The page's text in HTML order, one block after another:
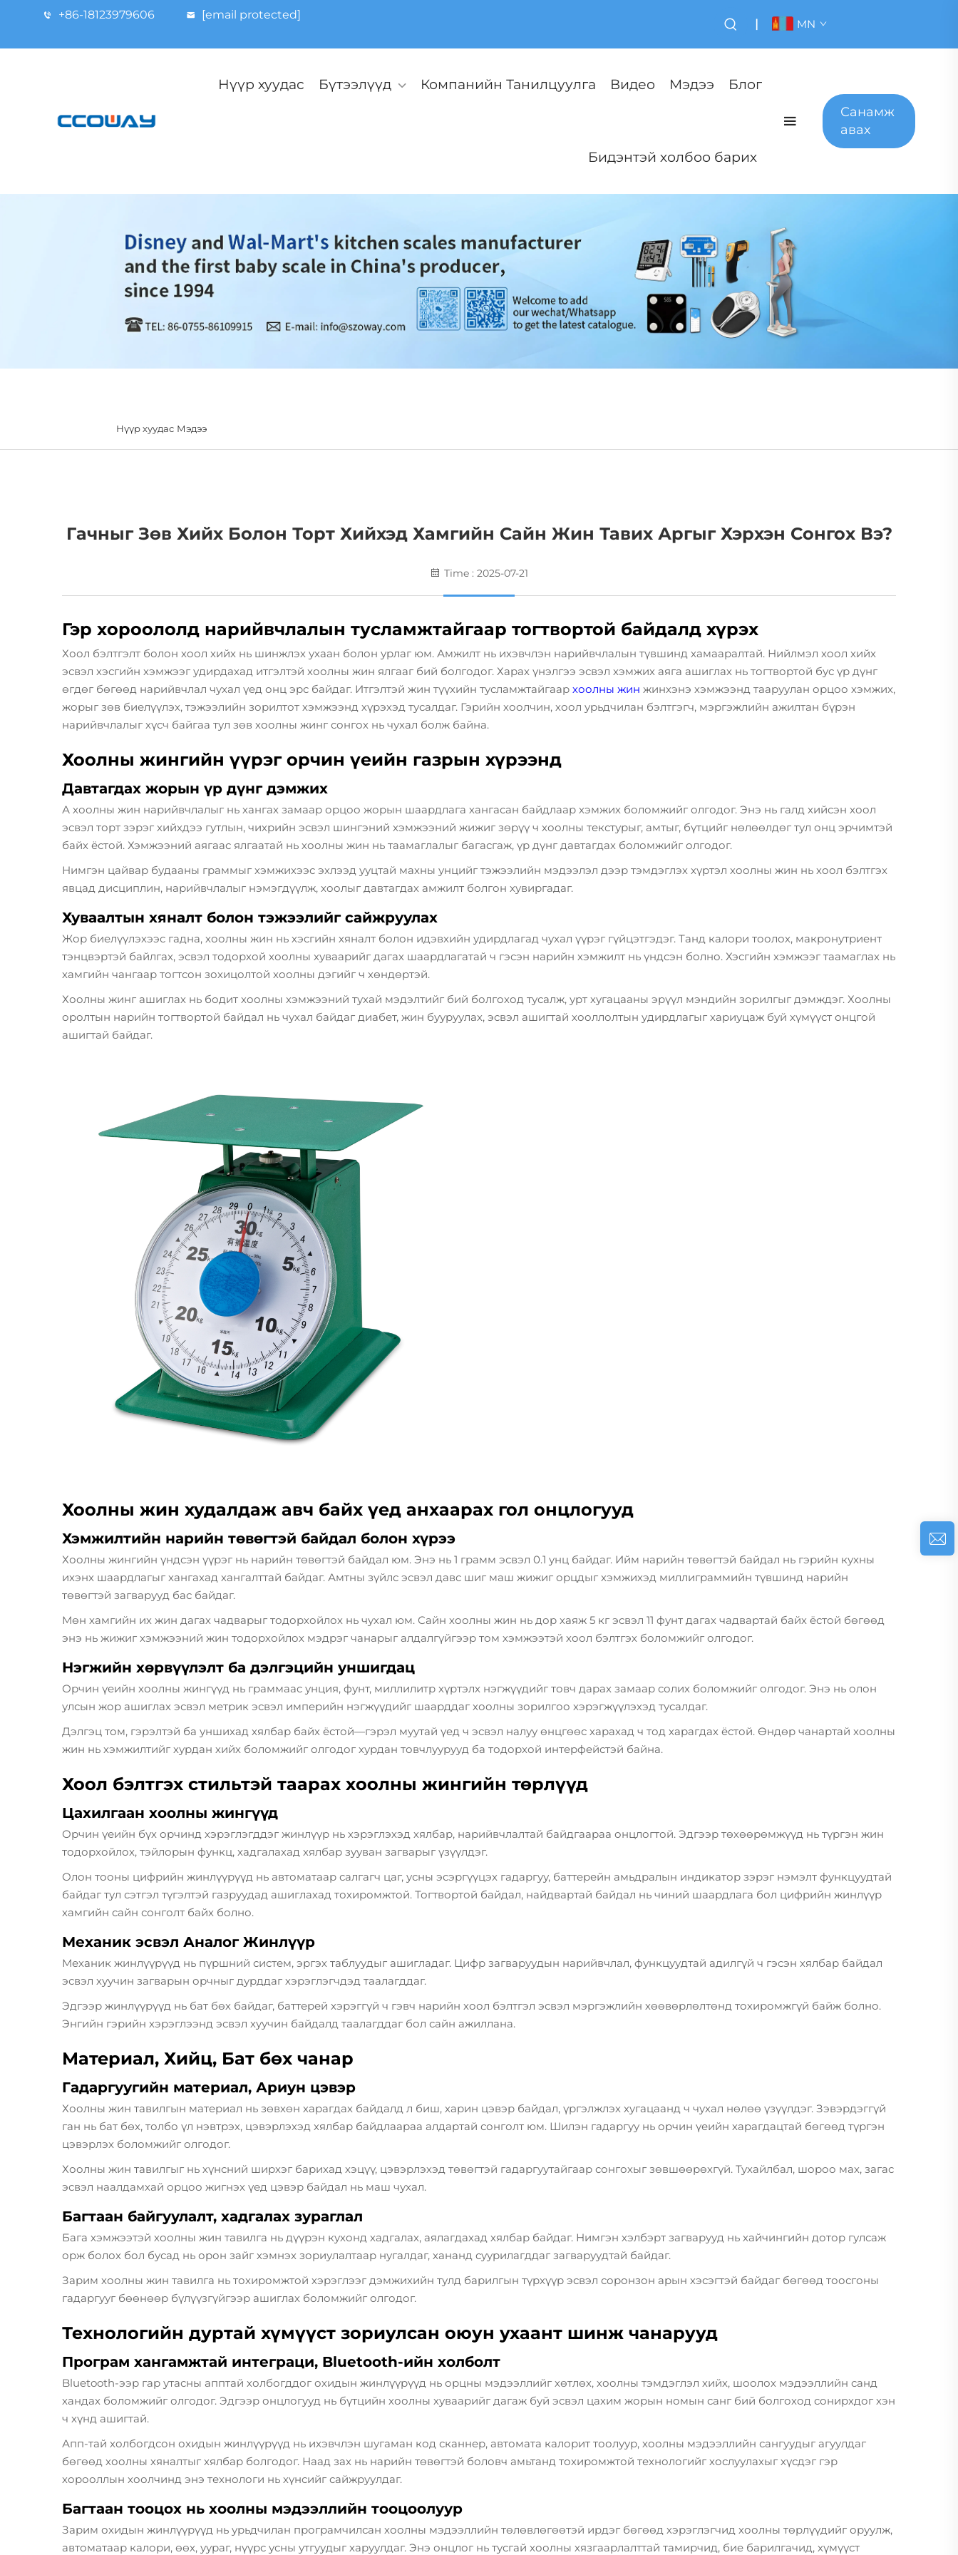
+86-18123979606 [email protected]
| MN
Нүүр хуудас Бүтээлүүд Компанийн Танилцуулга Видео Мэдээ Блог
Бидэнтэй холбоо барих
Санамж
авах
Нүүр хуудас Мэдээ
Гачныг Зөв Хийх Болон Торт Хийхэд Хамгийн Сайн Жин Тавих Аргыг Хэрхэн Сонгох Вэ?
Time : 2025-07-21
Гэр хороололд нарийвчлалын тусламжтайгаар тогтвортой байдалд хүрэх
Хоол бэлтгэлт болон хоол хийх нь шинжлэх ухаан болон урлаг юм. Амжилт нь ихэвчлэн нарийвчлалын түвшинд хамааралтай. Нийлмэл хоол хийх
эсвэл хэсгийн хэмжээг удирдахад итгэлтэй хоолны жин ялгааг бий болгодог. Харах үнэлгээ эсвэл хэмжих аяга ашиглах нь тогтвортой бус үр дүнг
өгдөг бөгөөд нарийвчлал чухал үед онц эрс байдаг. Итгэлтэй жин түүхийн тусламжтайгаар хоолны жин жинхэнэ хэмжээнд тааруулан орцоо хэмжих,
жорыг зөв биелүүлэх, тэжээлийн зорилтот хэмжээнд хүрэхэд тусалдаг. Гэрийн хоолчин, хоол урьдчилан бэлтгэгч, мэргэжлийн ажилтан бүрэн
нарийвчлалыг хүсч байгаа тул зөв хоолны жинг сонгох нь чухал болж байна.
Хоолны жингийн үүрэг орчин үеийн газрын хүрээнд
Давтагдах жорын үр дүнг дэмжих
А хоолны жин нарийвчлалыг нь хангах замаар орцоо жорын шаардлага хангасан байдлаар хэмжих боломжийг олгодог. Энэ нь галд хийсэн хоол
эсвэл торт зэрэг хийхдээ гутлын, чихрийн эсвэл шингэний хэмжээний жижиг зөрүү ч хоолны текстурыг, амтыг, бүтцийг нөлөөлдөг тул онц эрчимтэй
байх ёстой. Хэмжээний аягаас ялгаатай нь хоолны жин нь таамаглалыг багасгаж, үр дүнг давтагдах боломжийг олгодог.
Нимгэн цайвар будааны граммыг хэмжихээс эхлээд ууцтай махны унцийг тэжээлийн мэдээлэл дээр тэмдэглэх хүртэл хоолны жин нь хоол бэлтгэх
явцад дисциплин, нарийвчлалыг нэмэгдүүлж, хоолыг давтагдах амжилт болгон хувиргадаг.
Хуваалтын хяналт болон тэжээлийг сайжруулах
Жор биелүүлэхээс гадна, хоолны жин нь хэсгийн хяналт болон идэвхийн удирдлагад чухал үүрэг гүйцэтгэдэг. Танд калори тоолох, макронутриент
тэнцвэртэй байлгах, эсвэл тодорхой хоолны хуваарийг дагах шаардлагатай ч гэсэн нарийн хэмжилт нь үндсэн болно. Хэсгийн хэмжээг таамаглах нь
хамгийн чангаар тогтсон зохицолтой хоолны дэгийг ч хөндөртэй.
Хоолны жинг ашиглах нь бодит хоолны хэмжээний тухай мэдэлтийг бий болгоход тусалж, урт хугацааны эрүүл мэндийн зорилгыг дэмждэг. Хоолны
оролтын нарийн тогтвортой байдал нь чухал байдаг диабет, жин бууруулах, эсвэл ашигтай хооллолтын удирдлагыг хариуцаж буй хүмүүст онцгой
ашигтай байдаг.
Хоолны жин худалдаж авч байх үед анхаарах гол онцлогууд
Хэмжилтийн нарийн төвөгтэй байдал болон хүрээ
Хоолны жингийн үндсэн үүрэг нь нарийн төвөгтэй байдал юм. Энэ нь 1 грамм эсвэл 0.1 унц байдаг. Ийм нарийн төвөгтэй байдал нь гэрийн кухны
ихэнх шаардлагыг хангахад хангалттай байдаг. Амтны зүйлс эсвэл давс шиг маш жижиг орцдыг хэмжихэд миллиграммийн түвшинд нарийн
төвөгтэй загварууд бас байдаг.
Мөн хамгийн их жин дагах чадварыг тодорхойлох нь чухал юм. Сайн хоолны жин нь дор хаяж 5 кг эсвэл 11 фунт дагах чадвартай байх ёстой бөгөөд
энэ нь жижиг хэмжээний жин тодорхойлох мэдрэг чанарыг алдалгүйгээр том хэмжээтэй хоол бэлтгэх боломжийг олгодог.
Нэгжийн хөрвүүлэлт ба дэлгэцийн уншигдац
Орчин үеийн хоолны жингүүд нь граммаас унция, фунт, миллилитр хүртэлх нэгжүүдийг товч дарах замаар солих боломжийг олгодог. Энэ нь олон
улсын жор ашиглах эсвэл метрик эсвэл империйн нэгжүүдийг шаарддаг хоолны зорилгоо хэрэгжүүлэхэд тусалдаг.
Дэлгэц том, гэрэлтэй ба уншихад хялбар байх ёстой—гэрэл муутай үед ч эсвэл налуу өнцгөөс харахад ч тод харагдах ёстой. Өндөр чанартай хоолны
жин нь хэмжилтийг хурдан хийх боломжийг олгодог хурдан товчлуурууд ба тодорхой интерфейстэй байна.
Хоол бэлтгэх стильтэй таарах хоолны жингийн төрлүүд
Цахилгаан хоолны жингүүд
Орчин үеийн бүх орчинд хэрэглэгддэг жинлүүр нь хэрэглэхэд хялбар, нарийвчлалтай байдгаараа онцлогтой. Эдгээр төхөөрөмжүүд нь түргэн жин
тодорхойлох, тэйлорын функц, хадгалахад хялбар зууван загварыг үзүүлдэг.
Олон тооны цифрийн жинлүүрүүд нь автоматаар салгагч цаг, усны эсэргүүцэх гадаргуу, баттерейн амьдралын индикатор зэрэг нэмэлт функцуудтай
байдаг тул сэтгэл түгэлтэй газруудад ашиглахад тохиромжтой. Тогтвортой байдал, найдвартай байдал нь чиний шаардлага бол цифрийн жинлүүр
хамгийн сайн сонголт байх болно.
Механик эсвэл Аналог Жинлүүр
Механик жинлүүрүүд нь пүршний систем, эргэх таблуудыг ашигладаг. Цифр загваруудын нарийвчлал, функцуудтай адилгүй ч гэсэн хялбар байдал
эсвэл хуучин загварын орчныг дурддаг хэрэглэгчдэд таалагддаг.
Эдгээр жинлүүрүүд нь бат бөх байдаг, баттерей хэрэггүй ч гэвч нарийн хоол бэлтгэл эсвэл мэргэжлийн хөөвөрлөлтөнд тохиромжгүй байж болно.
Энгийн гэрийн хэрэглээнд эсвэл хуучин байдалд таалагддаг бол сайн ажиллана.
Материал, Хийц, Бат бөх чанар
Гадаргуугийн материал, Ариун цэвэр
Хоолны жин тавилгын материал нь зөвхөн харагдах байдалд л биш, харин цэвэр байдал, үргэлжлэх хугацаанд ч чухал нөлөө үзүүлдэг. Зэвэрдэггүй
ган нь бат бөх, толбо үл нэвтрэх, цэвэрлэхэд хялбар байдлаараа алдартай сонголт юм. Шилэн гадаргуу нь орчин үеийн харагдацтай бөгөөд түргэн
цэвэрлэх боломжийг олгодог.
Хоолны жин тавилгыг нь хүнсний ширхэг барихад хэцүү, цэвэрлэхэд төвөгтэй гадаргуутайгаар сонгохыг зөвшөөрөхгүй. Тухайлбал, шороо мах, загас
эсвэл наалдамхай орцоо жигнэх үед цэвэр байдал нь маш чухал.
Багтаан байгуулалт, хадгалах зураглал
Бага хэмжээтэй хоолны жин тавилга нь дүүрэн кухонд хадгалах, аялагдахад хялбар байдаг. Нимгэн хэлбэрт загварууд нь хайчингийн дотор гулсаж
орж болох бол бусад нь орон зайг хэмнэх зориулалтаар нугалдаг, хананд суурилагддаг загваруудтай байдаг.
Зарим хоолны жин тавилга нь тохиромжтой хэрэглээг дэмжихийн тулд барилгын түрхүүр эсвэл соронзон арын хэсэгтэй байдаг бөгөөд тоосгоны
гадаргууг бөөнөөр бүлүүзгүйгээр ашиглах боломжийг олгодог.
Технологийн дуртай хүмүүст зориулсан оюун ухаант шинж чанарууд
Програм хангамжтай интеграци, Bluetooth-ийн холболт
Bluetooth-ээр гар утасны апптай холбогддог охидын жинлүүрүүд нь орцны мэдээллийг хөтлөх, хоолны тэмдэглэл хийх, шоолох мэдээллийн санд
хандах боломжийг олгодог. Эдгээр онцлогууд нь бүтцийн хоолны хуваарийг дагаж буй эсвэл цахим жорын номын санг бий болгоход сонирхдог хэн
ч хүнд ашигтай.
Апп-тай холбогдсон охидын жинлүүрүүд нь ихэвчлэн шугаман код сканнер, автомата калорит тоолуур, хоолны мэдээллийн сангуудыг агуулдаг
бөгөөд хоолны хяналтыг хялбар болгодог. Наад зах нь нарийн төвөгтэй боловч амьтанд тохиромжтой технологийг хослуулахыг хүсдэг гэр
хорооллын хоолчинд энэ технологи нь хүнсийг сайжруулдаг.
Багтаан тооцох нь хоолны мэдээллийн тооцоолуур
Зарим охидын жинлүүрүүд нь урьдчилан програмчилсан хоолны мэдээллийн төлөвлөгөөтэй ирдэг бөгөөд хэрэглэгчид хоолны төрлүүдийг оруулж,
автоматаар калори, өөх, уураг, нүүрс усны утгуудыг харуулдаг. Энэ онцлог нь тусгай хоолны хязгаарлалттай тамирчид, бие барилгачид, хүмүүст